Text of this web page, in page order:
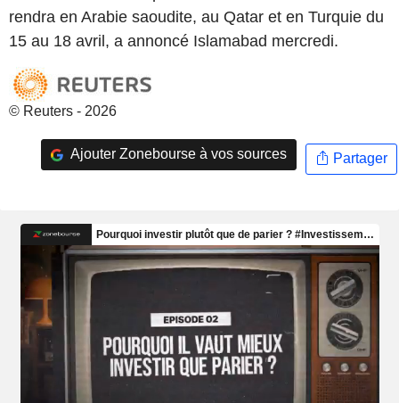
rendra en Arabie saoudite, au Qatar et en Turquie du
15 au 18 avril, a annoncé Islamabad mercredi.
© Reuters - 2026
Ajouter Zonebourse à vos sources Partager